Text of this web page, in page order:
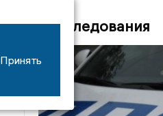
Расследования
Принять